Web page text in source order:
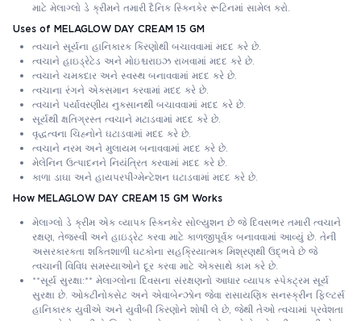
માટે મેલાગ્લો ડે ક્રીમને તમારી દૈનિક સ્કિનકેર રૂટિનમાં સામેલ કરો.
Uses of MELAGLOW DAY CREAM 15 GM
ત્વચાને સૂર્યના હાનિકારક કિરણોથી બચાવવામાં મદદ કરે છે.
ત્વચાને હાઇડ્રેટેડ અને મોઇશ્ચરાઇઝ રાખવામાં મદદ કરે છે.
ત્વચાને ચમકદાર અને સ્વસ્થ બનાવવામાં મદદ કરે છે.
ત્વચાના રંગને એકસમાન કરવામાં મદદ કરે છે.
ત્વચાને પર્યાવરણીય નુકસાનથી બચાવવામાં મદદ કરે છે.
સૂર્યથી ક્ષતિગ્રસ્ત ત્વચાને મટાડવામાં મદદ કરે છે.
વૃદ્ધત્વના ચિહ્નોને ઘટાડવામાં મદદ કરે છે.
ત્વચાને નરમ અને મુલાયમ બનાવવામાં મદદ કરે છે.
મેલેનિન ઉત્પાદનને નિયંત્રિત કરવામાં મદદ કરે છે.
કાળા ડાઘા અને હાયપરપીગ્મેન્ટેશન ઘટાડવામાં મદદ કરે છે.
How MELAGLOW DAY CREAM 15 GM Works
મેલાગ્લો ડે ક્રીમ એક વ્યાપક સ્કિનકેર સોલ્યુશન છે જે દિવસભર તમારી ત્વચાને
રક્ષણ, તેજસ્વી અને હાઇડ્રેટ કરવા માટે કાળજીપૂર્વક બનાવવામાં આવ્યું છે. તેની
અસરકારકતા શક્તિશાળી ઘટકોના સહક્રિયાત્મક મિશ્રણથી ઉદ્ભવે છે જે
ત્વચાની વિવિધ સમસ્યાઓને દૂર કરવા માટે એકસાથે કામ કરે છે.
**સૂર્ય સુરક્ષા:** મેલાગ્લોના દિવસના સંરક્ષણનો આધાર વ્યાપક સ્પેક્ટ્રમ સૂર્ય
સુરક્ષા છે. ઓક્ટીનોક્સેટ અને એવાબેન્ઝોન જેવા રાસાયણિક સનસ્ક્રીન ફિલ્ટર્સ
હાનિકારક યુવીએ અને યુવીબી કિરણોને શોષી લે છે, જેથી તેઓ ત્વચામાં પ્રવેશતા